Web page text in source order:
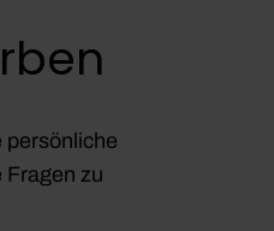
persönliche
Fragen zu